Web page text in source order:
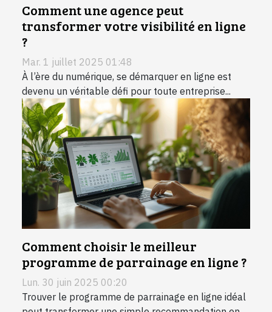
Comment une agence peut
transformer votre visibilité en ligne
?
Mar. 1 juillet 2025 01:48
À l’ère du numérique, se démarquer en ligne est
devenu un véritable défi pour toute entreprise...
Comment choisir le meilleur
programme de parrainage en ligne ?
Lun. 30 juin 2025 00:20
Trouver le programme de parrainage en ligne idéal